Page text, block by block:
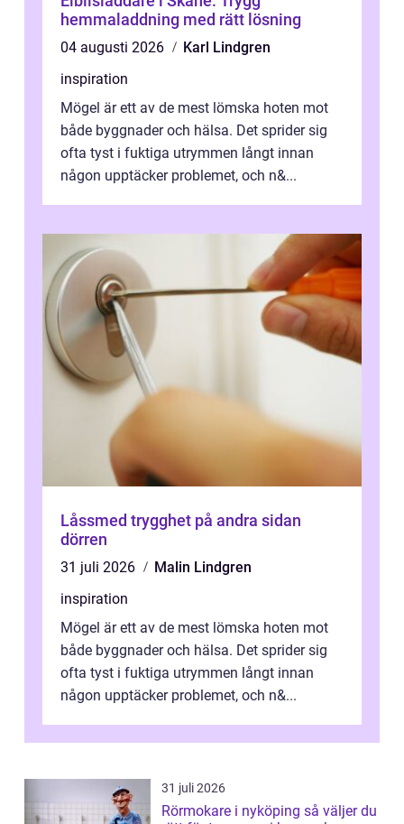
hemmaladdning med rätt lösning
04 augusti 2026
Karl Lindgren
inspiration
Mögel är ett av de mest lömska hoten mot
både byggnader och hälsa. Det sprider sig
ofta tyst i fuktiga utrymmen långt innan
någon upptäcker problemet, och n&...
Låssmed trygghet på andra sidan
dörren
31 juli 2026
Malin Lindgren
inspiration
Mögel är ett av de mest lömska hoten mot
både byggnader och hälsa. Det sprider sig
ofta tyst i fuktiga utrymmen långt innan
någon upptäcker problemet, och n&...
31 juli 2026
Rörmokare i nyköping så väljer du